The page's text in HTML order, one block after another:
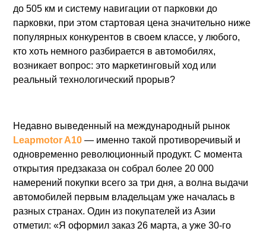
до 505 км и систему навигации от парковки до
парковки, при этом стартовая цена значительно ниже
популярных конкурентов в своем классе, у любого,
кто хоть немного разбирается в автомобилях,
возникает вопрос: это маркетинговый ход или
реальный технологический прорыв?
Недавно выведенный на международный рынок
Leapmotor A10 — именно такой противоречивый и
одновременно революционный продукт. С момента
открытия предзаказа он собрал более 20 000
намерений покупки всего за три дня, а волна выдачи
автомобилей первым владельцам уже началась в
разных странах. Один из покупателей из Азии
отметил: «Я оформил заказ 26 марта, а уже 30-го